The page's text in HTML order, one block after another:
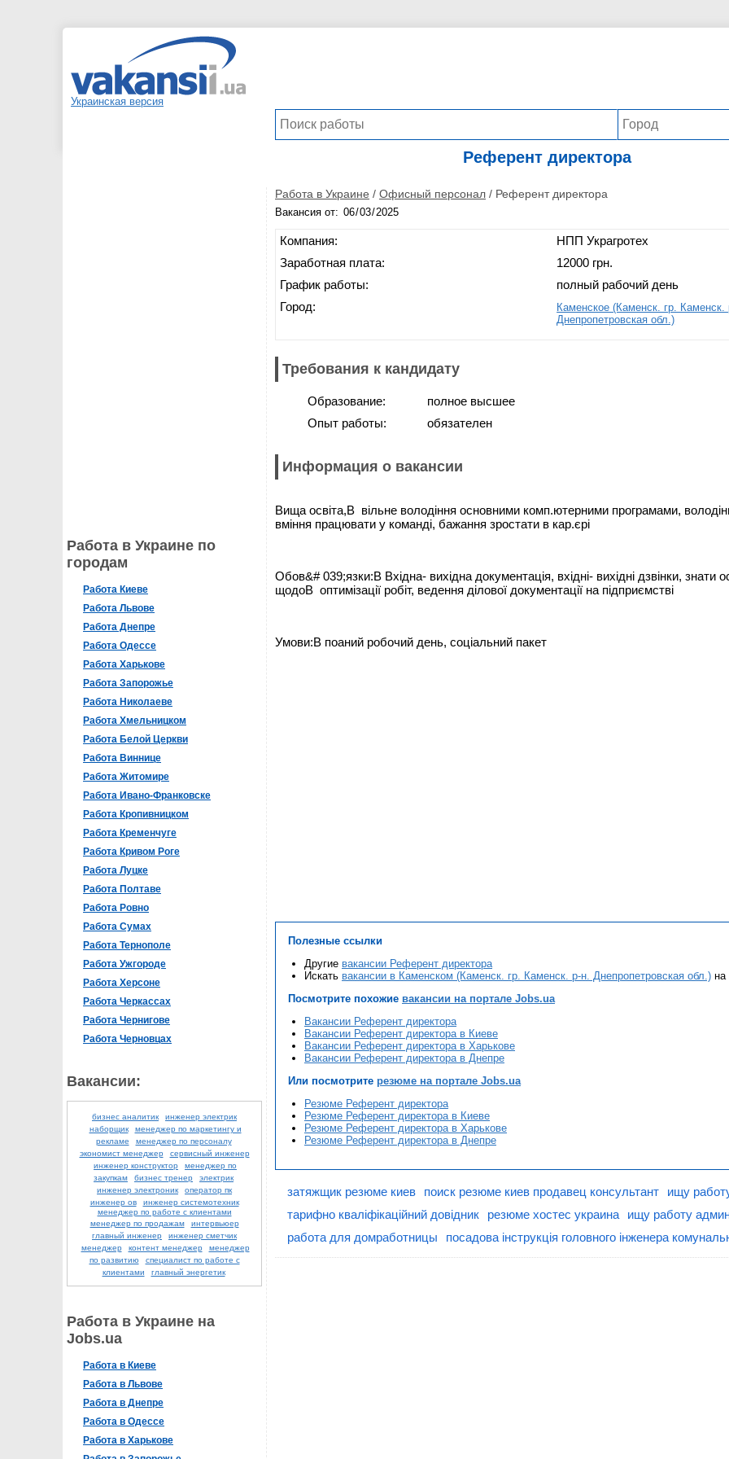
Украинская версия
Референт директора
Работа в Украине по
городам
Работа Киеве
Работа Львове
Работа Днепре
Работа Одессе
Работа Харькове
Работа Запорожье
Работа Николаеве
Работа Хмельницком
Работа Белой Церкви
Работа Виннице
Работа Житомире
Работа Ивано-Франковске
Работа Кропивницком
Работа Кременчуге
Работа Кривом Роге
Работа Луцке
Работа Полтаве
Работа Ровно
Работа Сумах
Работа Тернополе
Работа Ужгороде
Работа Херсоне
Работа Черкассах
Работа Чернигове
Работа Черновцах
Вакансии:
бизнес аналитик
инженер электрик
наборщик
менеджер по маркетингу и
рекламе
менеджер по персоналу
экономист менеджер
сервисный инженер
инженер конструктор
менеджер по
закупкам
бизнес тренер
электрик
инженер электроник
оператор пк
инженер ов
инженер системотехник
менеджер по работе с клиентами
менеджер по продажам
интервьюер
главный инженер
инженер сметчик
менеджер
контент менеджер
менеджер
по развитию
специалист по работе с
клиентами
главный энергетик
Работа в Украине на
Jobs.ua
Работа в Киеве
Работа в Львове
Работа в Днепре
Работа в Одессе
Работа в Харькове
Работа в Украине / Офисный персонал / Референт директора
Вакансия от:
Компания:
Заработная плата:
График работы:
Город:
НПП Украгротех
12000 грн.
полный рабочий день
Каменское (Каменск. гр. Каменск.
Днепропетровская обл.)
Требования к кандидату
Образование:
Опыт работы:
полное высшее
обязателен
Информация о вакансии
Вища освіта,В вільне володіння основними комп.ютерними програмами,
вміння працювати у команді, бажання зростати в кар.єрі
Обов&# 039;язки:В Вхідна- вихідна документація, вхідні- вихідні дзвінки,
щодоВ оптимізації робіт, ведення ділової документації на підприємстві
Умови:В поаний робочий день, соціальний пакет
Полезные ссылки
Другие вакансии Референт директора
Искать вакансии в Каменском (Каменск. гр. Каменск. р-н. Днепропетровская обл.) на
Посмотрите похожие вакансии на портале Jobs.ua
Вакансии Референт директора
Вакансии Референт директора в Киеве
Вакансии Референт директора в Харькове
Вакансии Референт директора в Днепре
Или посмотрите резюме на портале Jobs.ua
Резюме Референт директора
Резюме Референт директора в Киеве
Резюме Референт директора в Харькове
Резюме Референт директора в Днепре
затяжщик резюме киев поиск резюме киев продавец консультант
ищу
тарифно кваліфікаційний довідник
резюме хостес украина ищу работу
работа для домработницы
посадова інструкція головного інженера